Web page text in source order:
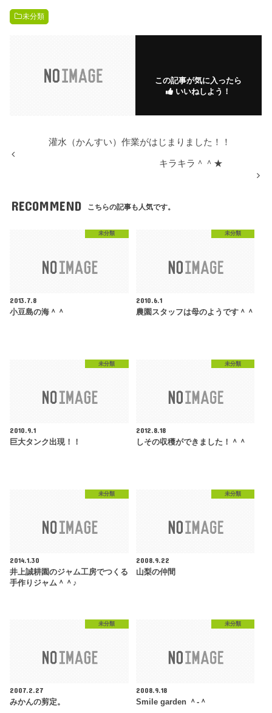
未分類
この記事が気に入ったら
いいねしよう！
灌水（かんすい）作業がはじまりました！！
キラキラ＾＾★
RECOMMEND こちらの記事も人気です。
未分類
2013.7.8
小豆島の海＾＾
未分類
2010.6.1
農園スタッフは母のようです＾＾
未分類
2010.9.1
巨大タンク出現！！
未分類
2012.8.18
しその収穫ができました！＾＾
未分類
2014.1.30
井上誠耕園のジャム工房でつくる
手作りジャム＾＾♪
未分類
2008.9.22
山梨の仲間
未分類
2007.2.27
みかんの剪定。
未分類
2008.9.18
Smile garden ＾-＾